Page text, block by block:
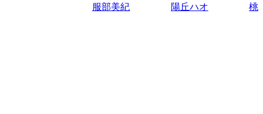
服部美紀 陽丘ハオ 桃